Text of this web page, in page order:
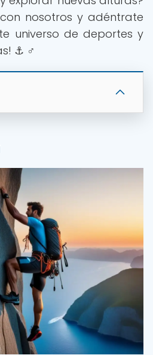
nosotros y adéntrate
universo de deportes y
⚓ ‍♂️